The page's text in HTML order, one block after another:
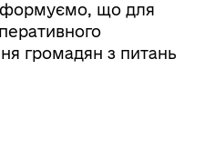
що для
громадян з питань